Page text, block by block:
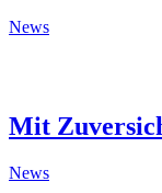
News
Mit
News